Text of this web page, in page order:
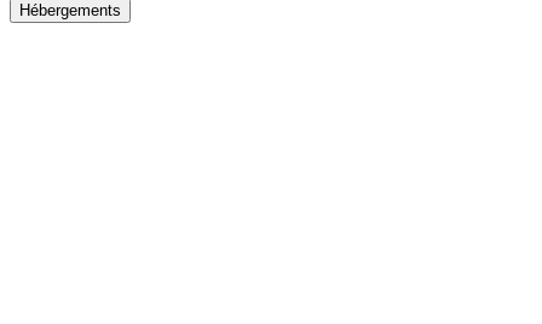
Hébergements